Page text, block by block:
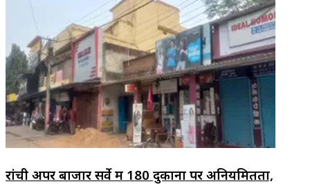
रांची अपर बाजार सर्वे में 180 दुकानों पर अनियमितता,